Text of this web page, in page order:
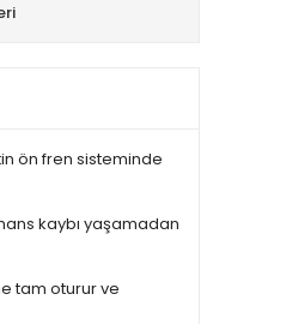
ön fren sisteminde
kaybı yaşamadan
tam oturur ve